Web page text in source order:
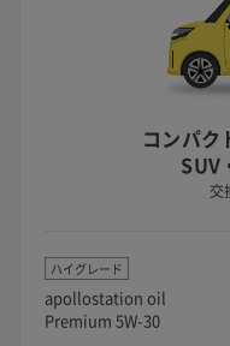
コンパク
SUV
交
ハイグレード
apollostation oil
Premium 5W-30